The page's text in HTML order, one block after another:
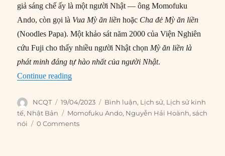
giả sáng chế ấy là một người Nhật — ông Momofuku
Ando, còn gọi là Vua Mỳ ăn liềnhoặc Cha đẻ Mỳ ăn liền
(Noodles Papa). Một khảo sát năm 2000 của Viện Nghiên
cứu Fuji cho thấy nhiều người Nhật chọnMỳ ăn liền là
phát minh đáng tự hào nhấtcủa người Nhật.
Continue reading“Mỳ ăn liền: Phát minh đáng tự hào nhất của
Author
NCQT
Posted
on
19/04/2023 Categories
Bình luận, Lịch sử, Lịch sử kinh
tế, Nhật Bản Tags
Momofuku Ando, Nguyễn Hải Hoành,sách
nói
0 Comments